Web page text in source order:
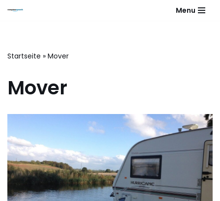
Menu
Startseite » Mover
Mover